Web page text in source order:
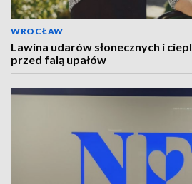
WROCŁAW
Lawina udarów słonecznych i
przed falą upałów